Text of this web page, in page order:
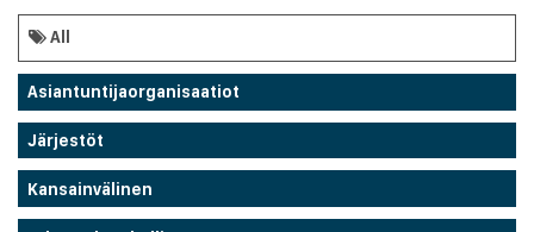
All
Asiantuntijaorganisaatiot
Järjestöt
Kansainvälinen